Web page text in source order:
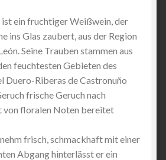
ein fruchtiger Weißwein, der
ins Glas zaubert, aus der Region
Seine Trauben stammen aus
feuchtesten Gebieten des
Duero-Riberas de Castronuño
frische Geruch nach
von floralen Noten bereitet
frisch, schmackhaft mit einer
Abgang hinterlässt er ein